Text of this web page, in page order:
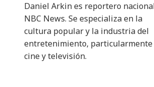
Daniel Arkin es reportero
NBC News. Se especializa en la
cultura popular y la industria del
entretenimiento, particularmente
cine y televisión.